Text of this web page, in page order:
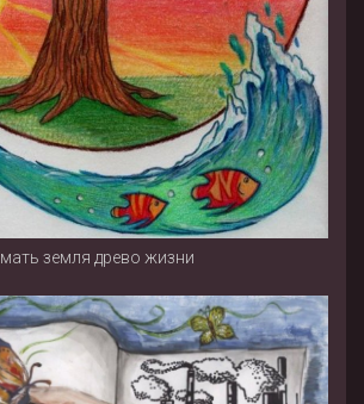
мать земля древо жизни